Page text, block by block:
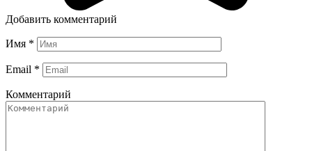
Добавить комментарий
Имя *
Email *
Комментарий